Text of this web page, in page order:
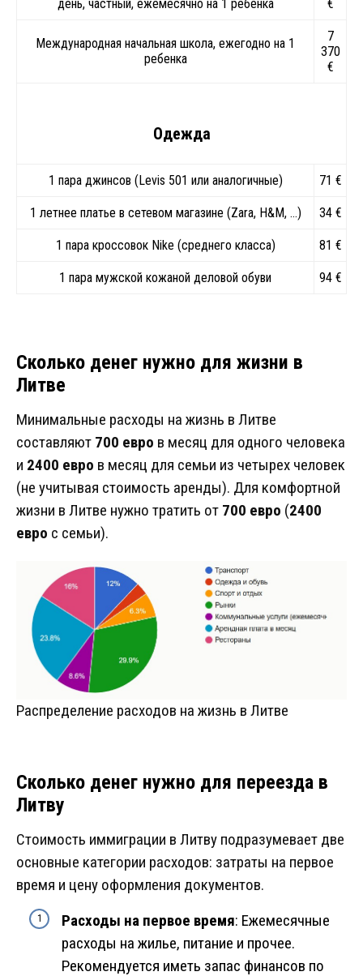
день, частный, ежемесячно на 1 ребенка €
Международная начальная школа, ежегодно на 1
ребенка
7
370
€
Одежда
1 пара джинсов (Levis 501 или аналогичные) 71 €
1 летнее платье в сетевом магазине (Zara, H&M, …) 34 €
1 пара кроссовок Nike (среднего класса) 81 €
1 пара мужской кожаной деловой обуви 94 €
Сколько денег нужно для жизни в
Литве
Минимальные расходы на жизнь в Литве
составляют 700 евро в месяц для одного человека
и 2400 евро в месяц для семьи из четырех человек
(не учитывая стоимость аренды). Для комфортной
жизни в Литве нужно тратить от 700 евро (2400
евро с семьи).
Распределение расходов на жизнь в Литве
Сколько денег нужно для переезда в
Литву
Стоимость иммиграции в Литву подразумевает две
основные категории расходов: затраты на первое
время и цену оформления документов.
Расходы на первое время: Ежемесячные
расходы на жилье, питание и прочее.
Рекомендуется иметь запас финансов по